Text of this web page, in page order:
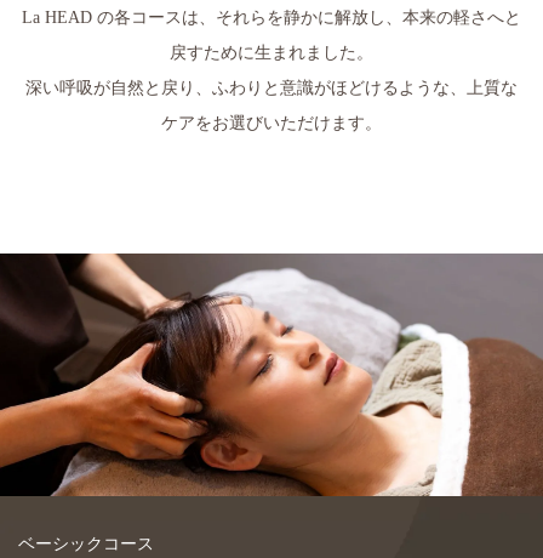
La HEAD の各コースは、それらを静かに解放し、本来の軽さへと
戻すために生まれました。
深い呼吸が自然と戻り、ふわりと意識がほどけるような、上質な
ケアをお選びいただけます。
ベーシックコース